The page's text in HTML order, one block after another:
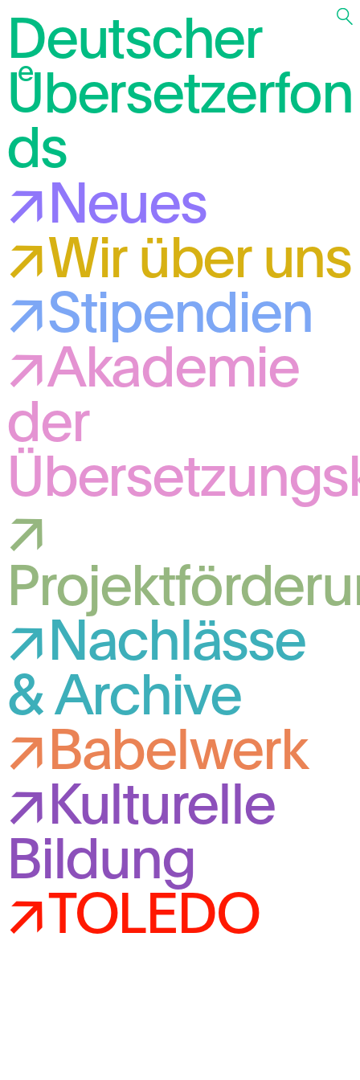
Deutscher
Übersetzerfon
ds
Neues
Wir über uns
Stipendien
Akademie
der
Nachlässe
& Archive
Babelwerk
Kulturelle
Bildung
TOLEDO